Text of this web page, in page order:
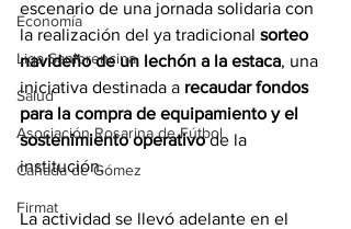
Economía
Liga Sanlorencina
Salud
Asociación Rosarina de Fútbol
Cañada de Gómez
Firmat
escenario de una jornada solidaria con
la realización del ya tradicional sorteo
navideño de un lechón a la estaca, una
iniciativa destinada a recaudar fondos
para la compra de equipamiento y el
sostenimiento operativo de la
institución.
La actividad se llevó adelante en el